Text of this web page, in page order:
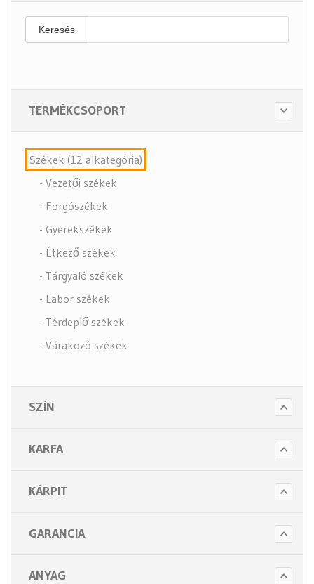
Keresés
TERMÉKCSOPORT
Székek (12 alkategória)
- Vezetői székek
- Forgószékek
- Gyerekszékek
- Étkező székek
- Tárgyaló székek
- Labor székek
- Térdeplő székek
- Várakozó székek
- Nagy teherbírású székek
Higiénia (14 alkategória)
SZÍN
KARFA
KÁRPIT
GARANCIA
ANYAG